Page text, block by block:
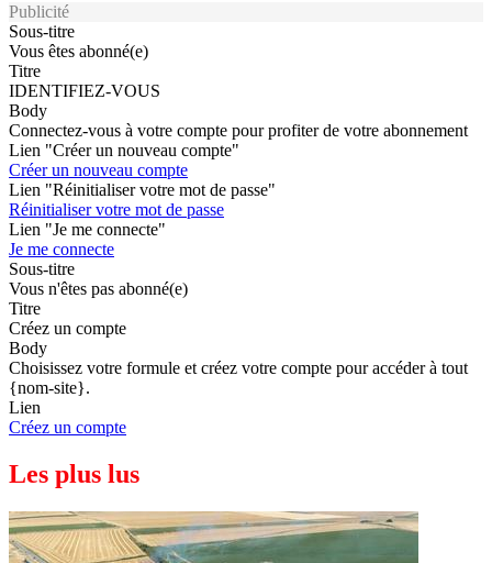
Publicité
Sous-titre
Vous êtes abonné(e)
Titre
IDENTIFIEZ-VOUS
Body
Connectez-vous à votre compte pour profiter de votre abonnement
Lien "Créer un nouveau compte"
Créer un nouveau compte
Lien "Réinitialiser votre mot de passe"
Réinitialiser votre mot de passe
Lien "Je me connecte"
Je me connecte
Sous-titre
Vous n'êtes pas abonné(e)
Titre
Créez un compte
Body
Choisissez votre formule et créez votre compte pour accéder à tout
{nom-site}.
Lien
Créez un compte
Les plus lus